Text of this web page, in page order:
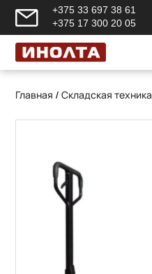
+375 33 697 38 61
+375 17 300 20 05
Главная /Складская техника